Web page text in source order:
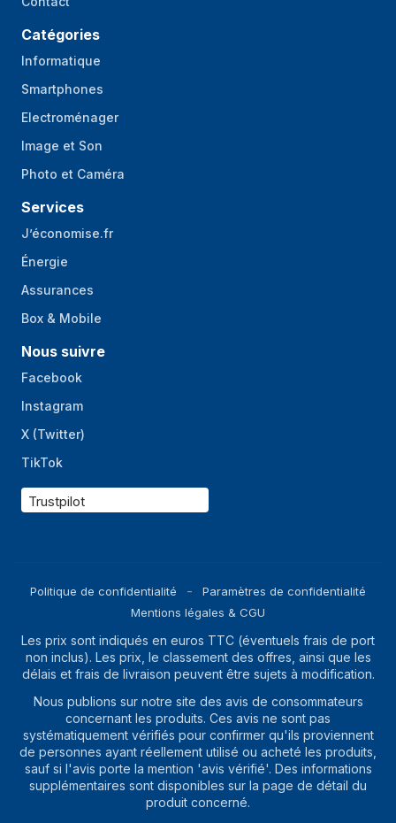
Catégories
Informatique
Smartphones
Electroménager
Image et Son
Photo et Caméra
Services
J’économise.fr
Énergie
Assurances
Box & Mobile
Nous suivre
Facebook
Instagram
X (Twitter)
TikTok
Trustpilot
Politique de confidentialité
Paramètres de confidentialité
Mentions légales & CGU
Les prix sont indiqués en euros TTC (éventuels frais de port
non inclus). Les prix, le classement des offres, ainsi que les
délais et frais de livraison peuvent être sujets à modification.
Nous publions sur notre site des avis de consommateurs
concernant les produits. Ces avis ne sont pas
systématiquement vérifiés pour confirmer qu'ils proviennent
de personnes ayant réellement utilisé ou acheté les produits,
sauf si l'avis porte la mention 'avis vérifié'. Des informations
supplémentaires sont disponibles sur la page de détail du
produit concerné.